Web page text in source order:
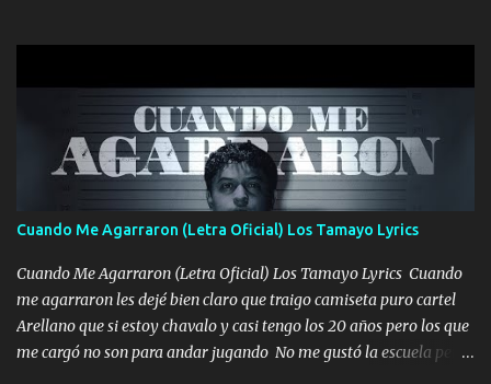
pero eso ya no va a pasar me perderé en la soledad Porque me
mirabas bonito si yo no fui el final feliz el final fue triste pa mí Y
duele no tenerte aquí sabiendo que moría por ti yo y la luna
cantamos y por ti nos embriagamos Quién sabe qué será de mí si
contigo fui muy feliz a lo mejor no lloró pero muy en el fondo te
adoro
Cuando Me Agarraron (Letra Oficial) Los Tamayo Lyrics
Cuando Me Agarraron (Letra Oficial) Los Tamayo Lyrics Cuando
me agarraron les dejé bien claro que traigo camiseta puro cartel
Arellano que si estoy chavalo y casi tengo los 20 años pero los que
me cargó no son para andar jugando No me gustó la escuela pero